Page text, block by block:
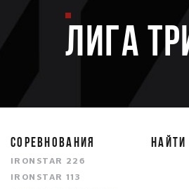
ЛИГА
СОРЕВНОВАНИЯ
IRONSTAR 226
IRONSTAR 113